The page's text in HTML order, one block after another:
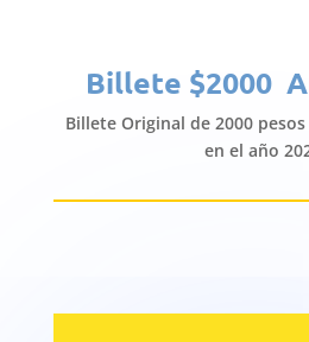
Billete $2000
Billete Original de 2000
en el año